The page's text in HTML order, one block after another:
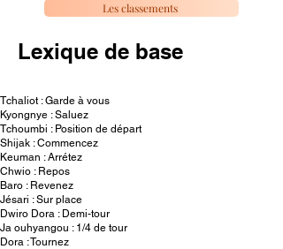
Les classements
Lexique de base
Tchaliot : Garde à vous
Kyongnye : Saluez
Tchoumbi : Position de départ
Shijak : Commencez
Keuman : Arrétez
Chwio : Repos
Baro : Revenez
Jésari : Sur place
Dwiro Dora : Demi-tour
Ja ouhyangou : 1/4 de tour
Dora : Tournez